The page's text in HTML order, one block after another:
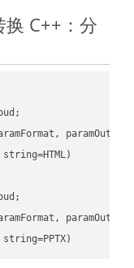
换 C++：分